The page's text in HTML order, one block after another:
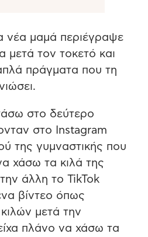
νέα μαμά περιέγραψε
μετά τον τοκετό και
πράγματα που τη
στο δεύτερο
στο Instagram
της γυμναστικής που
χάσω τα κιλά της
άλλη το TikTok
βίντεο όπως
μετά την
πλάνο να χάσω τα